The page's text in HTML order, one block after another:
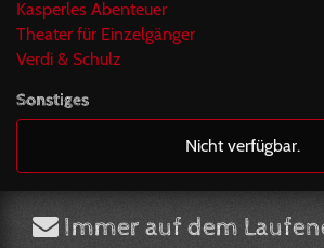
Kasperles Abenteuer
Theater für Einzelgänger
Verdi & Schulz
Sonstiges
Nicht verfügbar.
Immer auf dem